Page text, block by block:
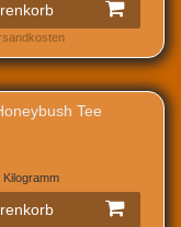
Tee
Kilogramm